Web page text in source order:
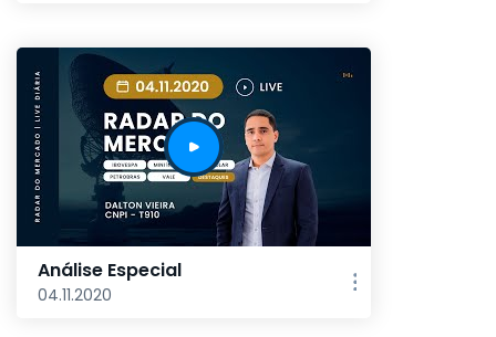
Análise Especial
04.11.2020